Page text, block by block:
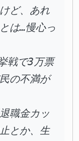
ど、あれ
は…慢心っ
戦で3万票
の不満が
職金カッ
とか、生